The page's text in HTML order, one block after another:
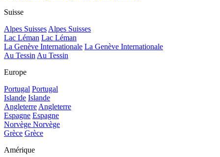
Suisse
Alpes Suisses Alpes Suisses
Lac Léman Lac Léman
La Genève Internationale La Genève Internationale
Au Tessin Au Tessin
Europe
Portugal Portugal
Islande Islande
Angleterre Angleterre
Espagne Espagne
Norvège Norvège
Grèce Grèce
Amérique